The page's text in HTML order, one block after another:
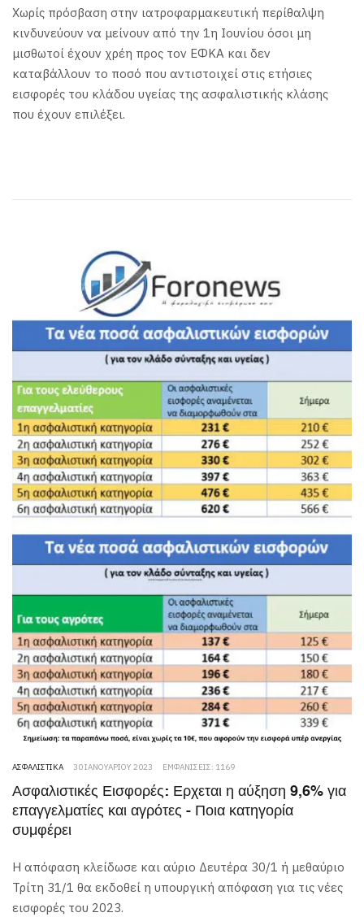
Χωρίς πρόσβαση στην ιατροφαρμακευτική περίθαλψη
κινδυνεύουν να μείνουν από την 1η Ιουνίου όσοι μη
μισθωτοί έχουν χρέη προς τον ΕΦΚΑ και δεν
καταβάλλουν το ποσό που αντιστοιχεί στις ετήσιες
εισφορές του κλάδου υγείας της ασφαλιστικής κλάσης
που έχουν επιλέξει.
ΑΣΦΑΛΙΣΤΙΚΆ 30 ΙΑΝΟΥΑΡΊΟΥ 2023 ΕΜΦΑΝΊΣΕΙΣ: 1169
Ασφαλιστικές Εισφορές: Ερχεται η αύξηση 9,6% για
επαγγελματίες και αγρότες - Ποια κατηγορία
συμφέρει
Η απόφαση κλείδωσε και αύριο Δευτέρα 30/1 ή μεθαύριο
Τρίτη 31/1 θα εκδοθεί η υπουργική απόφαση για τις νέες
εισφορές του 2023.